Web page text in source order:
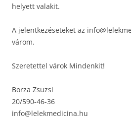
helyett valakit.
A jelentkezéseteket az
várom.
Szeretettel várok Mindenkit!
Borza Zsuzsi
20/590-46-36
info@lelekmedicina.hu